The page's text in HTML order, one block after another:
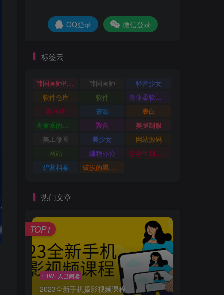
QQ登录 微信登录
标签云
韩国画师POR 韩国画师
轻音少女
软件仓库
软件
身体柔软的运动少女
赛马娘
资源
表白
肉食系的金发少女
聚合
美腿制服
美工修图
美少女
网站源码
网站
编程办公
穿学生制服的女孩子
碧蓝档案
破损的黑丝袜
热门文章
1.1W+人已阅读
2023全新手机摄影视频课程
TOP1